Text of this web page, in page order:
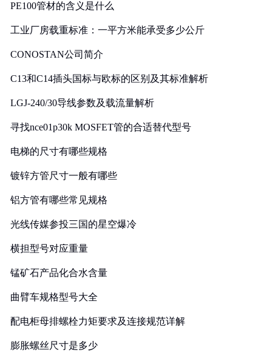
PE100管材的含义是什么
工业厂房载重标准：一平方米能承受多少公斤
CONOSTAN公司简介
C13和C14插头国标与欧标的区别及其标准解析
LGJ-240/30导线参数及载流量解析
寻找nce01p30k MOSFET管的合适替代型号
电梯的尺寸有哪些规格
镀锌方管尺寸一般有哪些
铝方管有哪些常见规格
光线传媒参投三国的星空爆冷
横担型号对应重量
锰矿石产品化合水含量
曲臂车规格型号大全
配电柜母排螺栓力矩要求及连接规范详解
膨胀螺丝尺寸是多少